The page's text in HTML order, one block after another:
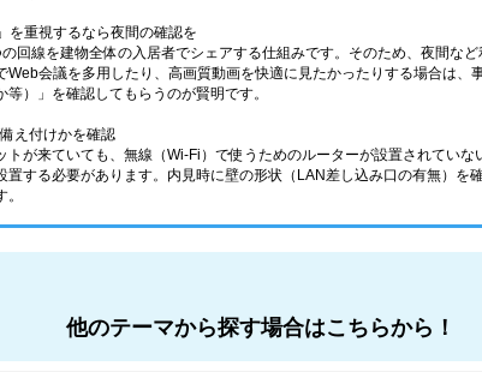
を重視するなら夜間の確認を
回線を建物全体の入居者でシェアする仕組みです。そのため、夜間な
Web会議を多用したり、高画質動画を快適に見たかったりする場合は、
等）」を確認してもらうのが賢明です。
え付けかを確認
トが来ていても、無線（Wi-Fi）で使うためのルーターが設置されてい
置する必要があります。内見時に壁の形状（LAN差し込み口の有無）を
他のテーマから探す場合はこちらから！